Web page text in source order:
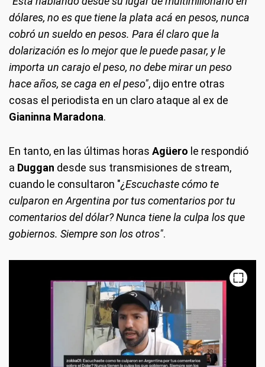
dólares, no es que tiene la plata acá en pesos, nunca
cobró un sueldo en pesos. Para él claro que la
dolarización es lo mejor que le puede pasar, y le
importa un carajo el peso, no debe mirar un peso
hace años, se caga en el peso", dijo entre otras
cosas el periodista en un claro ataque al ex de
Gianinna Maradona.
En tanto, en las últimas horas Agüero le respondió
a Duggan desde sus transmisiones de stream,
cuando le consultaron "¿Escuchaste cómo te
culparon en Argentina por tus comentarios por tu
comentarios del dólar? Nunca tiene la culpa los que
gobiernos. Siempre son los otros".